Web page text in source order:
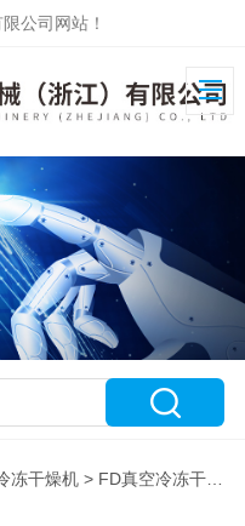
公司网站！
冻干燥机 > FD真空冷冻干燥机